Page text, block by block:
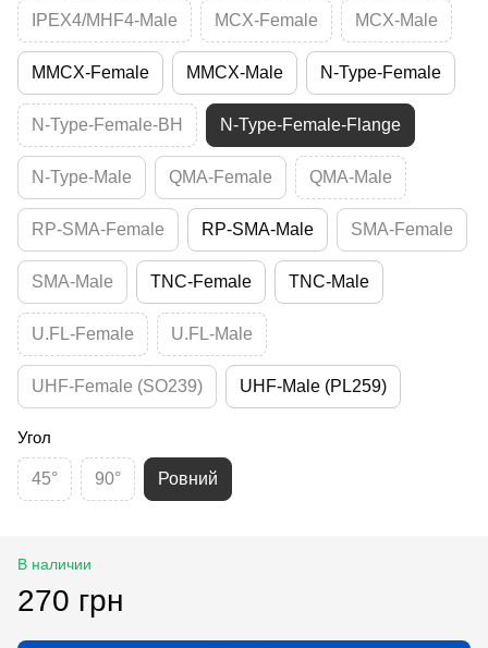
IPEX4/MHF4-Male MCX-Female MCX-Male
MMCX-Female MMCX-Male N-Type-Female
N-Type-Female-BH N-Type-Female-Flange
N-Type-Male QMA-Female QMA-Male
RP-SMA-Female RP-SMA-Male SMA-Female
SMA-Male TNC-Female TNC-Male
U.FL-Female U.FL-Male
UHF-Female (SO239) UHF-Male (PL259)
Угол
45° 90° Ровний
В наличии
270 грн